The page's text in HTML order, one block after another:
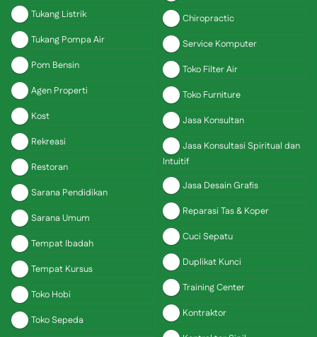
Tukang Listrik
Tukang Pompa Air
Pom Bensin
Agen Properti
Kost
Rekreasi
Restoran
Sarana Pendidikan
Sarana Umum
Tempat Ibadah
Tempat Kursus
Toko Hobi
Toko Sepeda
Chiropractic
Service Komputer
Toko Filter Air
Toko Furniture
Jasa Konsultan
Jasa Konsultasi Spiritual dan
Intuitif
Jasa Desain Grafis
Reparasi Tas & Koper
Cuci Sepatu
Duplikat Kunci
Training Center
Kontraktor